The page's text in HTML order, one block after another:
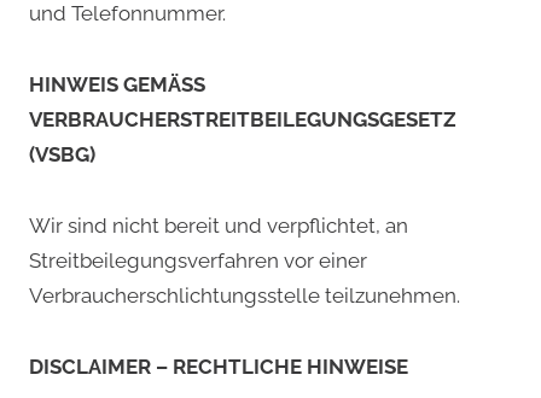
und Telefonnummer.
HINWEIS GEMÄSS
VERBRAUCHERSTREITBEILEGUNGSGESETZ
(VSBG)
Wir sind nicht bereit und verpflichtet, an
Streitbeilegungsverfahren vor einer
Verbraucherschlichtungsstelle teilzunehmen.
DISCLAIMER – RECHTLICHE HINWEISE